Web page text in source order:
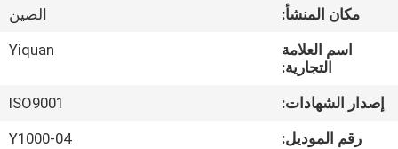
معلومات
جولة
مكان المنشأ:
الصين
اسم العلامة
التجارية:
Yiquan
إصدار الشهادات:
ISO9001
رقم الموديل:
Y1000-04